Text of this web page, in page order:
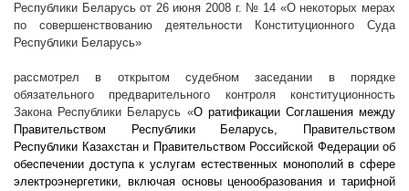
Республики Беларусь от 26 июня 2008 г. № 14 «О некоторых мерах
по совершенствованию деятельности Конституционного Суда
Республики Беларусь»
рассмотрел в открытом судебном заседании в порядке
обязательного предварительного контроля конституционность
Закона Республики Беларусь «О ратификации Соглашения между
Правительством Республики Беларусь, Правительством
Республики Казахстан и Правительством Российской Федерации об
обеспечении доступа к услугам естественных монополий в сфере
электроэнергетики, включая основы ценообразования и тарифной